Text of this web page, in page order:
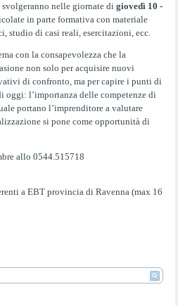
nelle giornate digiovedì 10 -
in parte formativa con materiale
studio di casi reali, esercitazioni, ecc.
con la consapevolezza che la
non solo per acquisire nuovi
di confronto, ma per capire i punti di
oggi: l’importanza delle competenze di
portano l’imprenditore a valutare
si pone come opportunità di
allo 0544.515718
a EBT provincia di Ravenna (max 16